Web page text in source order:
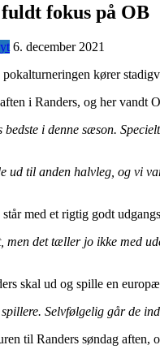
fokus på OB
6. december 2021
pokalturneringen kører
i Randers, og her vandt
i denne sæson.
ud til anden halvleg, og vi
med et rigtig godt
men det tæller jo ikke med
skal ud og spille en
Selvfølgelig går de
til Randers søndag